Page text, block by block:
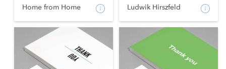
Home from Home Ludwik Hirszfeld